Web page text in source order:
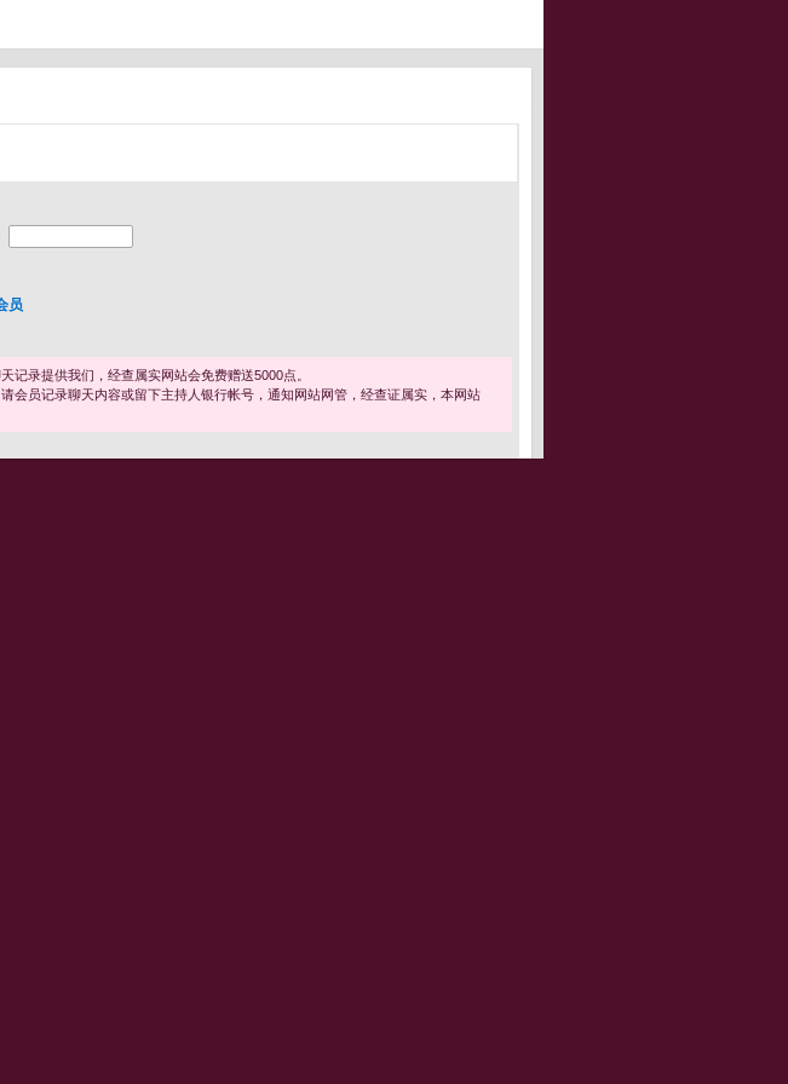
员
记录提供我们，经查属实网站会免费赠送5000点。
会员记录聊天内容或留下主持人银行帐号，通知网站网管，经查证属实，本网站